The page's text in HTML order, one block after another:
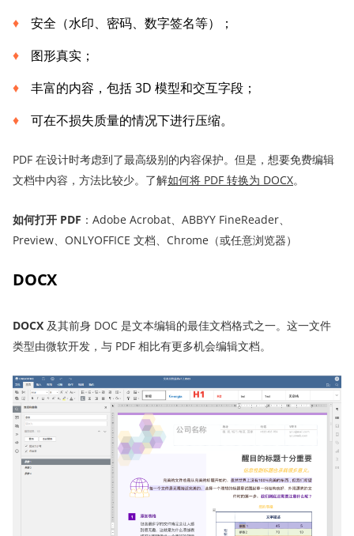
安全（水印、密码、数字签名等）；
图形真实；
丰富的内容，包括 3D 模型和交互字段；
可在不损失质量的情况下进行压缩。
PDF 在设计时考虑到了最高级别的内容保护。但是，想要免费编辑
文档中内容，方法比较少。了解如何将 PDF 转换为 DOCX。
如何打开 PDF ：Adobe Acrobat、ABBYY FineReader、
Preview、ONLYOFFICE 文档、Chrome（或任意浏览器）
DOCX
DOCX 及其前身 DOC 是文本编辑的最佳文档格式之一。这一文件
类型由微软开发，与 PDF 相比有更多机会编辑文档。